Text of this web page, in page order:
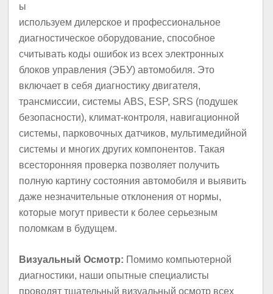
ы
используем дилерское и профессиональное
диагностическое оборудование, способное
считывать коды ошибок из всех электронных
блоков управления (ЭБУ) автомобиля. Это
включает в себя диагностику двигателя,
трансмиссии, системы ABS, ESP, SRS (подушек
безопасности), климат-контроля, навигационной
системы, парковочных датчиков, мультимедийной
системы и многих других компонентов. Такая
всесторонняя проверка позволяет получить
полную картину состояния автомобиля и выявить
даже незначительные отклонения от нормы,
которые могут привести к более серьезным
поломкам в будущем.
Визуальный Осмотр: Помимо компьютерной
диагностики, наши опытные специалисты
проводят тщательный визуальный осмотр всех